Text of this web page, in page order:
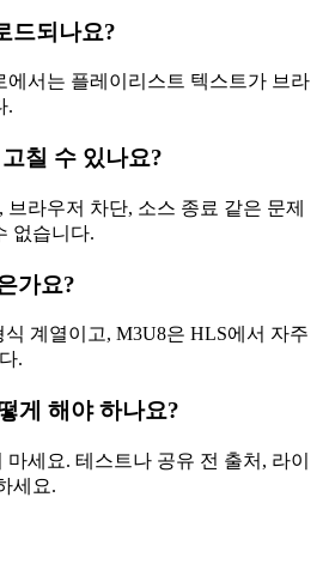
드되나요?
에서는 플레이리스트 텍스트가 브라
.
칠 수 있나요?
라우저 차단, 소스 종료 같은 문제
없습니다.
가요?
계열이고, M3U8은 HLS에서 자주
.
게 해야 하나요?
세요. 테스트나 공유 전 출처, 라이
세요.